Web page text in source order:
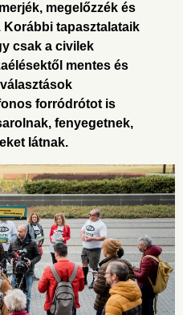
megelőzzék és
Korábbi tapasztalataik
csak a civilek
mentes és
forródrótot is
fenyegetnek,
látnak.